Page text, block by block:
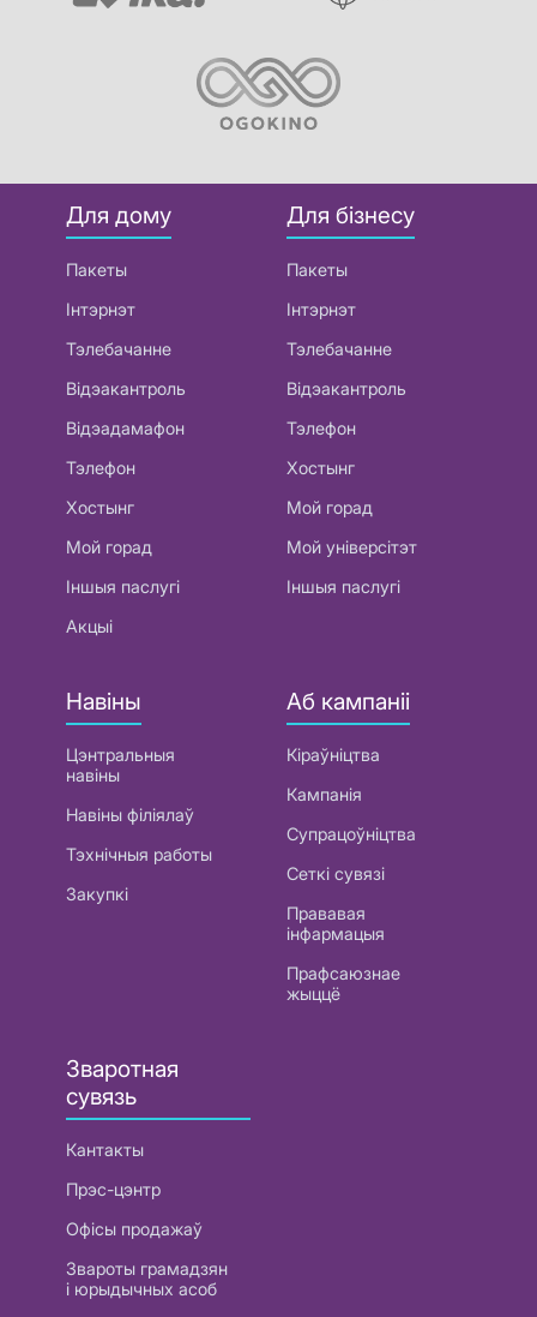
Для дому
Пакеты
Інтэрнэт
Тэлебачанне
Відэакантроль
Відэадамафон
Тэлефон
Хостынг
Мой горад
Іншыя паслугі
Акцыі
Для бізнесу
Пакеты
Інтэрнэт
Тэлебачанне
Відэакантроль
Тэлефон
Хостынг
Мой горад
Мой універсітэт
Іншыя паслугі
Навіны
Цэнтральныя
навіны
Навіны філіялаў
Тэхнічныя работы
Закупкі
Аб кампаніі
Кіраўніцтва
Кампанія
Супрацоўніцтва
Сеткі сувязі
Прававая
інфармацыя
Прафсаюзнае
жыццё
Зваротная
сувязь
Кантакты
Прэс-цэнтр
Офісы продажаў
Звароты грамадзян
і юрыдычных асоб